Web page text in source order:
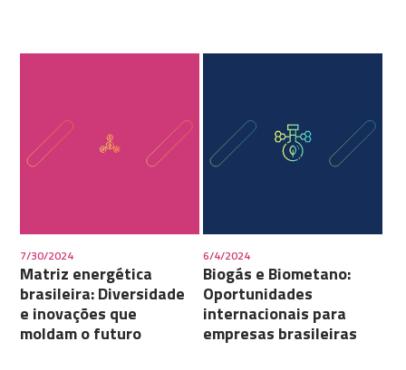
7/30/2024
Matriz energética
brasileira: Diversidade
e inovações que
moldam o futuro
6/4/2024
Biogás e Biometano:
Oportunidades
internacionais para
empresas brasileiras